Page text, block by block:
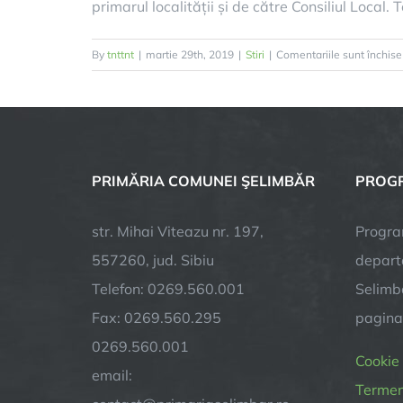
primarul localității și de către Consiliul Local.
By tnttnt | martie 29th, 2019 | Stiri | Comentariile sunt închise
PRIMĂRIA COMUNEI ŞELIMBĂR
str. Mihai Viteazu nr. 197,
557260, jud. Sibiu
Telefon: 0269.560.001
Fax: 0269.560.295
0269.560.001
email:
pagina
Cookie